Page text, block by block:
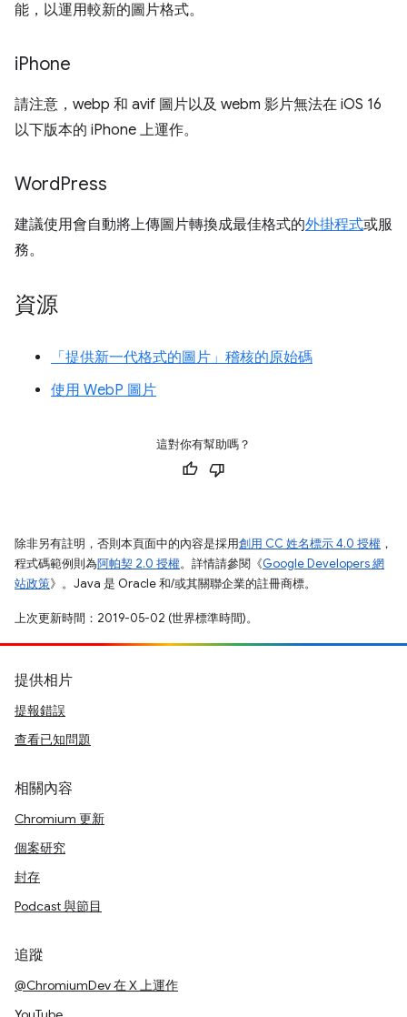
能，以運用較新的圖片格式。
iPhone
請注意，webp 和 avif 圖片以及 webm 影片無法在 iOS 16
以下版本的 iPhone 上運作。
WordPress
建議使用會自動將上傳圖片轉換成最佳格式的外掛程式或服
務。
資源
「提供新一代格式的圖片」稽核的原始碼
使用 WebP 圖片
這對你有幫助嗎？
除非另有註明，否則本頁面中的內容是採用創用 CC 姓名標示 4.0 授權 ，
程式碼範例則為阿帕契 2.0 授權。詳情請參閱《Google Developers 網
站政策》。Java 是 Oracle 和/或其關聯企業的註冊商標。
上次更新時間：2019-05-02 (世界標準時間)。
提供相片
提報錯誤
查看已知問題
相關內容
Chromium 更新
個案研究
封存
Podcast 與節目
追蹤
@ChromiumDev 在 X 上運作